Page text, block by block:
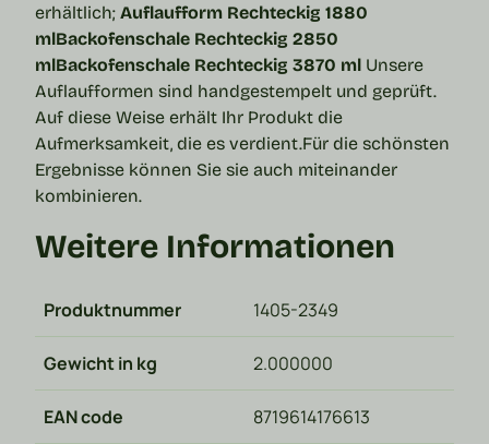
erhältlich; Auflaufform Rechteckig 1880
mlBackofenschale Rechteckig 2850
mlBackofenschale Rechteckig 3870 ml Unsere
Auflaufformen sind handgestempelt und geprüft.
Auf diese Weise erhält Ihr Produkt die
Aufmerksamkeit, die es verdient.Für die schönsten
Ergebnisse können Sie sie auch miteinander
kombinieren.
Weitere Informationen
Produktnummer 1405-2349
Gewicht in kg 2.000000
EAN code 8719614176613